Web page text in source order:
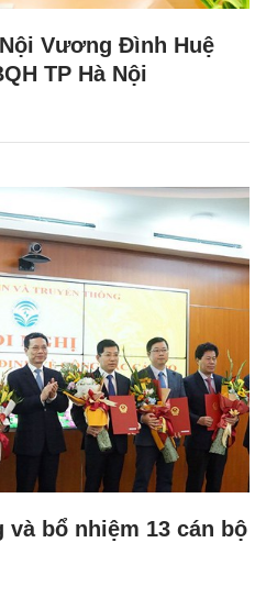
Vương Đình Huệ
TP Hà Nội
và bổ nhiệm 13 cán bộ